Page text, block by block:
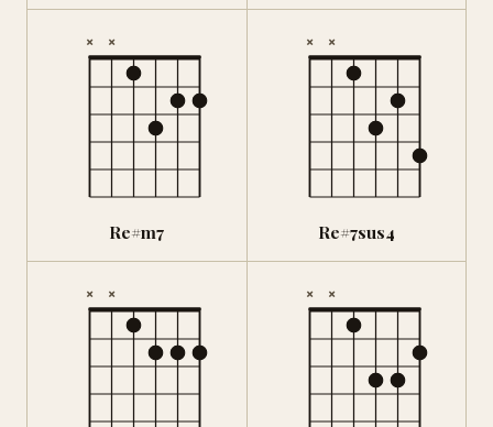
× ×
Re#m7
× ×
Re#7sus4
× × × ×